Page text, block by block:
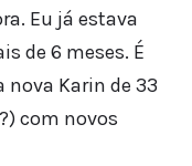
Eu já estava
de 6 meses. É
nova Karin de 33
com novos